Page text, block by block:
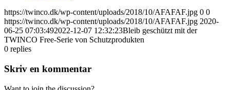
https://twinco.dk/wp-content/uploads/2018/10/AFAFAF.jpg 0 0
https://twinco.dk/wp-content/uploads/2018/10/AFAFAF.jpg 2020-
06-25 07:03:492022-12-07 12:32:23Bleib geschützt mit der
TWINCO Free-Serie von Schutzprodukten
0 replies
Skriv en kommentar